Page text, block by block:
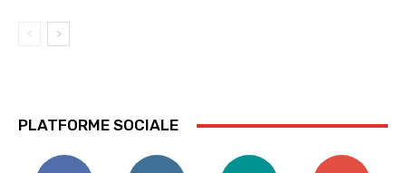
PLATFORME SOCIALE